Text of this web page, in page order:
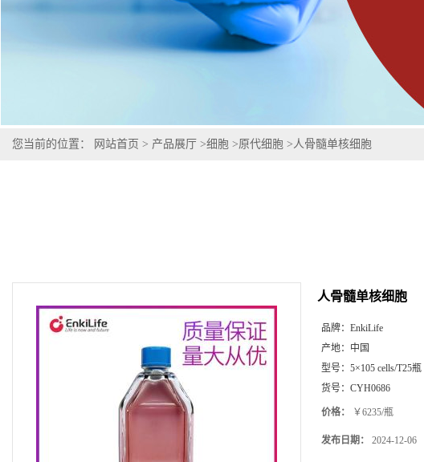
您当前的位置： 网站首页 > 产品展厅 >细胞 >原代细胞 >人骨髓单核细胞
人骨髓单核细胞
品牌： EnkiLife
产地： 中国
型号： 5×105 cells/T25瓶
货号： CYH0686
价格： ￥6235/瓶
发布日期： 2024-12-06